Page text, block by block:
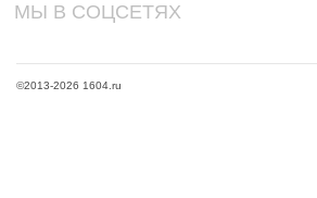
МЫ В СОЦСЕТЯХ
©2013-2026 1604.ru